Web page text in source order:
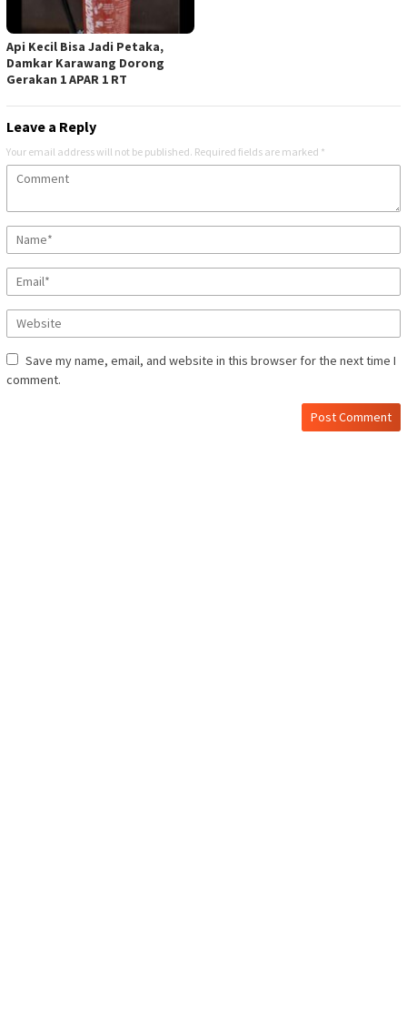
Api Kecil Bisa Jadi Petaka,
Damkar Karawang Dorong
Gerakan 1 APAR 1 RT
Leave a Reply
Your email address will not be published. Required fields are marked *
Save my name, email, and website in this browser for the next time I
comment.